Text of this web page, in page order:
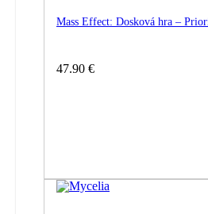
Mass Effect: Dosková hra –
47.90 €